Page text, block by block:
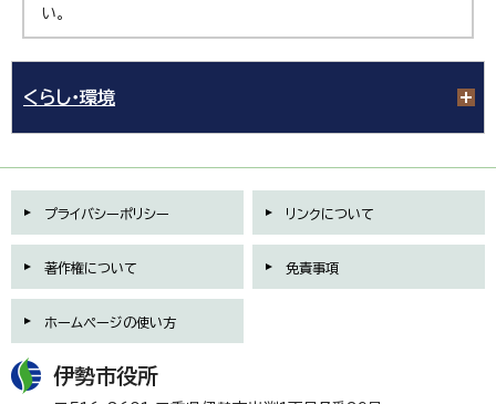
い。
くらし・環境
プライバシーポリシー リンクについて
著作権について 免責事項
ホームページの使い方
伊勢市役所